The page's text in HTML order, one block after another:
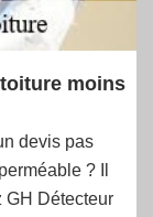
moins
devis pas
? Il
GH Détecteur